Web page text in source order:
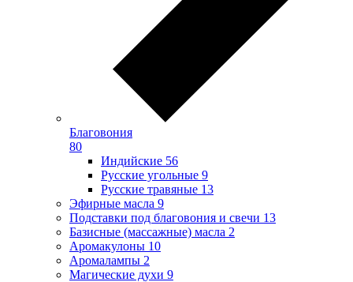
Благовония
80
Индийские 56
Русские угольные 9
Русские травяные 13
Эфирные масла 9
Подставки под благовония и свечи 13
Базисные (массажные) масла 2
Аромакулоны 10
Аромалампы 2
Магические духи 9